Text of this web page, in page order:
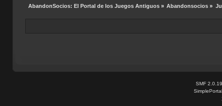
AbandonSocios: El Portal de los Juegos Antiguos» Abandonsocios »
SMF 2.0.19